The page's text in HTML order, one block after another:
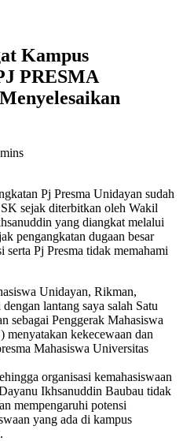
Kampus
PRESMA
Pj Presma Unidayan sudah
sejak diterbitkan oleh Wakil
yang diangkat melalui
pengangkatan dugaan besar
Pj Presma tidak memahami
Unidayan, Rikman,
lantang saya salah Satu
sebagai Penggerak Mahasiswa
kekecewaan dan
Mahasiswa Universitas
organisasi kemahasiswaan
Ikhsanuddin Baubau tidak
mempengaruhi potensi
yang ada di kampus